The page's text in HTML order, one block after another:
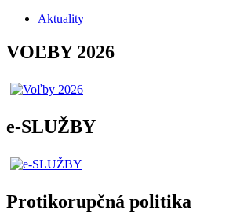
Aktuality
VOĽBY 2026
e-SLUŽBY
Protikorupčná politika